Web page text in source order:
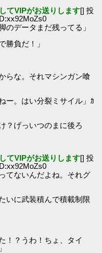
てVIPがお送りします[] 投
のデータまだ残ってる」
勝負だ！」
らな。それマシンガン喰
ー。はい分裂ミサイル」ｶ
？げっいつのまに後ろ
てVIPがお送りします[] 投
てないんだよね。それグ
いに武装積んで積載制限
！？うわ！ちょ、タイ